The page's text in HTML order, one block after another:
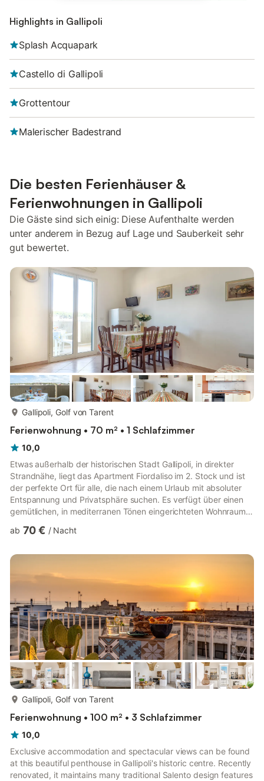
Highlights in Gallipoli
Splash Acquapark
Castello di Gallipoli
Grottentour
Malerischer Badestrand
Die besten Ferienhäuser &
Ferienwohnungen in Gallipoli
Die Gäste sind sich einig: Diese Aufenthalte werden
unter anderem in Bezug auf Lage und Sauberkeit sehr
gut bewertet.
Gallipoli, Golf von Tarent
Ferienwohnung • 70 m² • 1 Schlafzimmer
10,0
Etwas außerhalb der historischen Stadt Gallipoli, in direkter
Strandnähe, liegt das Apartment Fiordaliso im 2. Stock und ist
der perfekte Ort für alle, die nach einem Urlaub mit absoluter
Entspannung und Privatsphäre suchen. Es verfügt über einen
gemütlichen, in mediterranen Tönen eingerichteten Wohnraum
Schlafzimmer sowie ein Badezimmer und bietet Platz für 4
Ferienwohnung gehören außerdem eine Klimaanlage,
Außenbereich erwartet Sie e...
ab 70 € / Nacht
Gallipoli, Golf von Tarent
Ferienwohnung • 100 m² • 3 Schlafzimmer
10,0
Exclusive accommodation and spectacular views can be found
at this beautiful penthouse in Gallipoli's historic centre. Recently
renovated, it maintains many traditional Salento design features